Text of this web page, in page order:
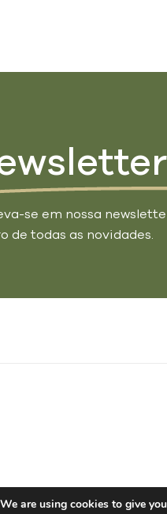
se em nossa
de todas as novidades.
We are using cookies to give